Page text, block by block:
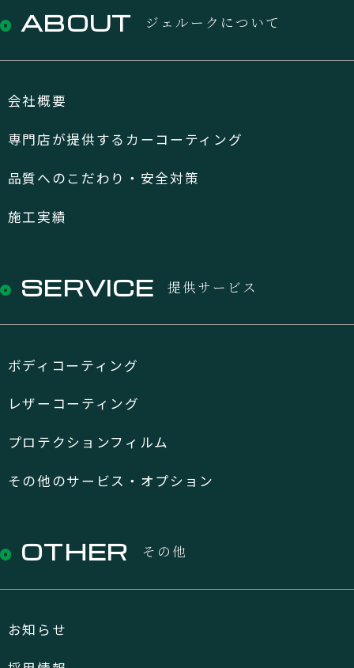
ABOUT ジェルークについて
会社概要
専門店が提供するカーコーティング
品質へのこだわり・安全対策
施工実績
SERVICE 提供サービス
ボディコーティング
レザーコーティング
プロテクションフィルム
その他のサービス・オプション
OTHER その他
お知らせ